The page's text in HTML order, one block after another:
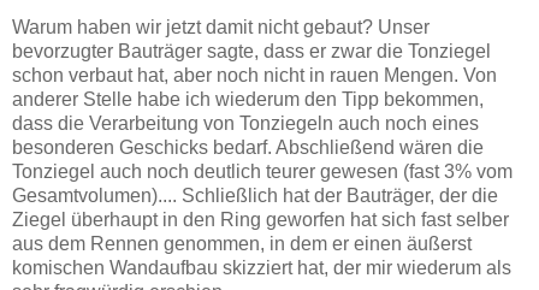
Warum haben wir jetzt damit nicht gebaut? Unser
bevorzugter Bauträger sagte, dass er zwar die Tonziegel
schon verbaut hat, aber noch nicht in rauen Mengen. Von
anderer Stelle habe ich wiederum den Tipp bekommen,
dass die Verarbeitung von Tonziegeln auch noch eines
besonderen Geschicks bedarf. Abschließend wären die
Tonziegel auch noch deutlich teurer gewesen (fast 3% vom
Gesamtvolumen).... Schließlich hat der Bauträger, der die
Ziegel überhaupt in den Ring geworfen hat sich fast selber
aus dem Rennen genommen, in dem er einen äußerst
komischen Wandaufbau skizziert hat, der mir wiederum als